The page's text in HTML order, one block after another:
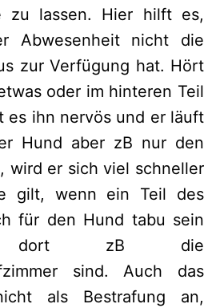
zu lassen. Hier hilft es,
Abwesenheit nicht die
zur Verfügung hat. Hört
oder im hinteren Teil
es ihn nervös und er läuft
Hund aber zB nur den
wird er sich viel schneller
gilt, wenn ein Teil des
für den Hund tabu sein
dort zB die
sind. Auch das
als Bestrafung an,